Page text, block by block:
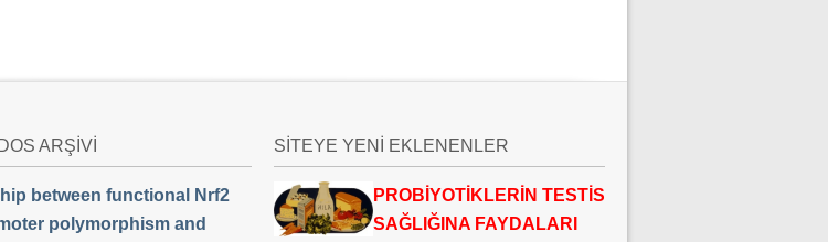
ARŞİVİ
between functional Nrf2
polymorphism and
SİTEYE YENİ EKLENENLER
PROBİYOTİKLERİN TESTİS
SAĞLIĞINA FAYDALARI